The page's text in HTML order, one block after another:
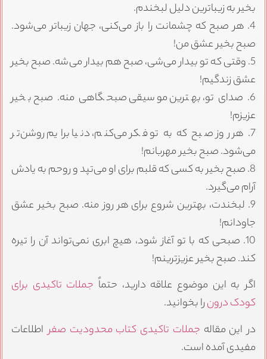
بخیر به زیباترین دلیل لبخندم.
4. هر صبح که چشمانت را باز می‌کنی، جهان زیباتر می‌شود.
صبح بخیر عشق من!
5. وقتی که تو بیدار می‌شی، صبح هم بیدار می‌شه. صبح بخیر
عشق زندگیم!
6. صدای تو، بهترین موسیقی صبحگاهی منه. صبح بخیر
عزیزم!
7. هر روز صبح که به تو فکر می‌کنم، دنیا برایم روشن‌تر
می‌شود. صبح بخیر مهربانم!
8. صبح بخیر به کسی که قلبم برای او می‌تپد و روحم به یادش
آرام می‌گیرد.
9. لبخندت، بهترین شروع برای هر روز منه. صبح بخیر عشق
جاودانم!
10. صبحی که با تو آغاز شود، هیچ ابری نمی‌تواند آن را تیره
کند. صبح بخیر عزیزترینم!
اگر به این موضوع علاقه دارید، حتماً جملات تاکیدی برای
کودک درونرا بخوانید.
در این مقاله جملات تاکیدی کتاب محدودیت صفراطلاعات
مفیدی آمده است.